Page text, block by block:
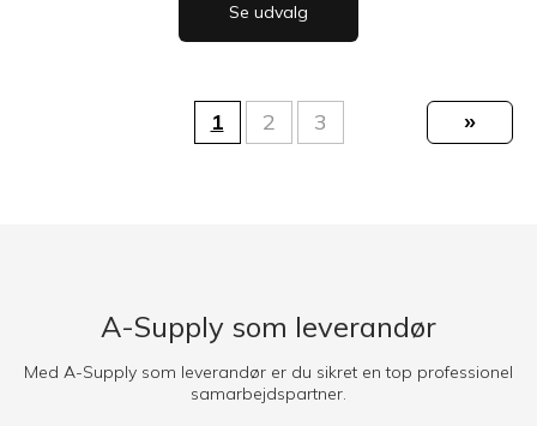
Se udvalg
1 2 3 »
A-Supply som leverandør
Med A-Supply som leverandør er du sikret en top professionel
samarbejdspartner.